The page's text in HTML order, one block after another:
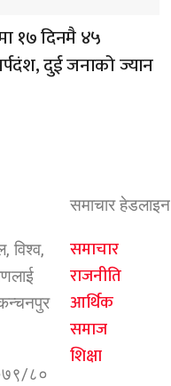
१७ दिनमै ४५
दुई जनाको ज्यान
विश्व,
८०
समाचार हेडलाइन
समाचार
राजनीति
आर्थिक
समाज
शिक्षा